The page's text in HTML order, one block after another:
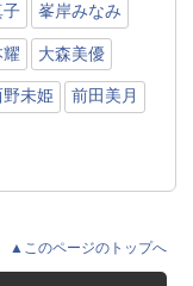
子 峯岸みなみ
大森美優
野未姫 前田美月
▲このページのトップへ